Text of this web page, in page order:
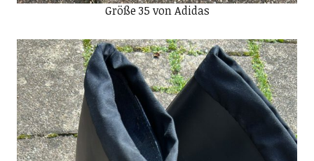
Größe 35 von Adidas